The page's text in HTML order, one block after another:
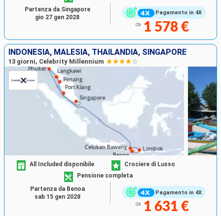
Pagamento in 4X
da 1 578 €
Partenza da Singapore
gio 27 gen 2028
INDONESIA, MALESIA, THAILANDIA, SINGAPORE
13 giorni, Celebrity Millennium
Pagamento in 4X
All Included disponibile
Crociere di Lusso
Pensione completa
da 1 631 €
Partenza da Benoa
sab 15 gen 2028